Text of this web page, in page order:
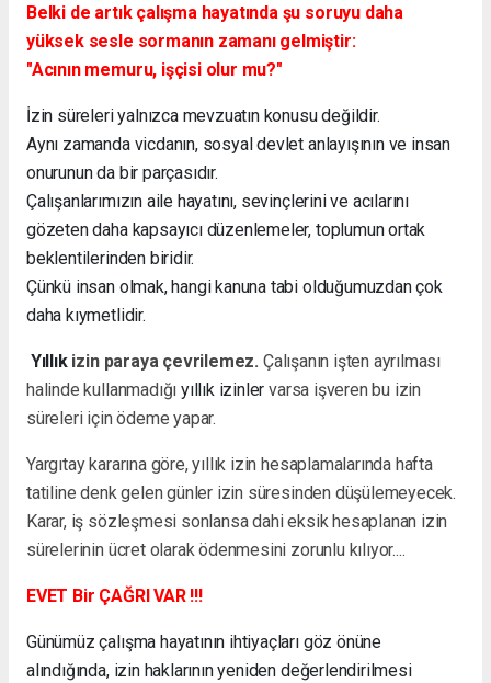
Belki de artık çalışma hayatında şu soruyu daha
yüksek sesle sormanın zamanı gelmiştir:
"Acının memuru, işçisi olur mu?"
İzin süreleri yalnızca mevzuatın konusu değildir.
Aynı zamanda vicdanın, sosyal devlet anlayışının ve insan
onurunun da bir parçasıdır.
Çalışanlarımızın aile hayatını, sevinçlerini ve acılarını
gözeten daha kapsayıcı düzenlemeler, toplumun ortak
beklentilerinden biridir.
Çünkü insan olmak, hangi kanuna tabi olduğumuzdan çok
daha kıymetlidir.
Yıllıkizin paraya çevrilemez. Çalışanın işten ayrılması
halinde kullanmadığı yıllık izinler varsa işveren bu izin
süreleri için ödeme yapar.
Yargıtay kararına göre, yıllık izin hesaplamalarında hafta
tatiline denk gelen günler izin süresinden düşülemeyecek.
Karar, iş sözleşmesi sonlansa dahi eksik hesaplanan izin
sürelerinin ücret olarak ödenmesini zorunlu kılıyor....
EVET Bir ÇAĞRI VAR !!!
Günümüz çalışma hayatının ihtiyaçları göz önüne
alındığında, izin haklarının yeniden değerlendirilmesi